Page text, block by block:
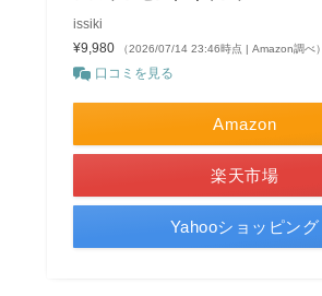
issiki
¥9,980
（2026/07/14 23:46時点 | Amazon調べ）
口コミを見る
Amazon
楽天市場
Yahooショッピング